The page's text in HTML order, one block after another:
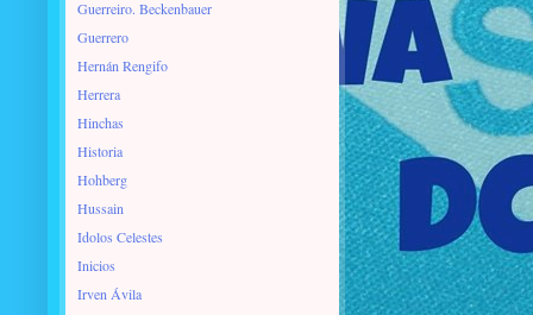
Guerreiro. Beckenbauer
Guerrero
Hernán Rengifo
Herrera
Hinchas
Historia
Hohberg
Hussain
Idolos Celestes
Inicios
Irven Ávila